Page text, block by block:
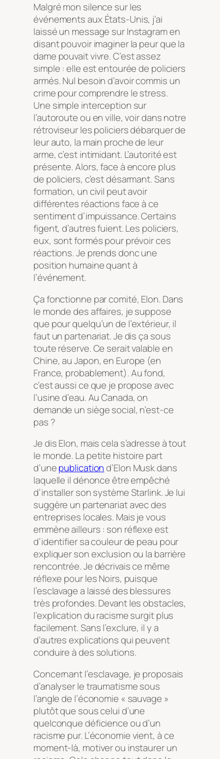
Malgré mon silence sur les
événements aux États-Unis, j’ai
laissé un message sur Instagram en
disant pouvoir imaginer la peur que la
dame pouvait vivre. C’est assez
simple : elle est entourée de policiers
armés. Nul besoin d’avoir commis un
crime pour comprendre le stress.
Une simple interception sur
l’autoroute ou en ville, voir dans notre
rétroviseur les policiers débarquer de
leur auto, la main proche de leur
arme, c’est intimidant. L’autorité est
présente. Alors, face à encore plus
de policiers, c’est désarmant. Sans
formation, un civil peut avoir
différentes réactions face à ce
sentiment d’impuissance. Certains
figent, d’autres fuient. Les policiers,
eux, sont formés pour prévoir ces
réactions. Je prends donc une
position humaine quant à
l’événement.
Ça fonctionne par comité, Elon. Dans
le monde des affaires, je suppose
que pour quelqu’un de l’extérieur, il
faut un partenariat. Je dis ça sous
toute réserve. Ce serait valable en
Chine, au Japon, en Europe (en
France, probablement). Au fond,
c’est aussi ce que je propose avec
l’usine d’eau. Au Canada, on
demande un siège social, n’est-ce
pas ?
Je dis Elon, mais cela s’adresse à tout
le monde. La petite histoire part
d’unepublicationd’Elon Musk dans
laquelle il dénonce être empêché
d’installer son système Starlink. Je lui
suggère un partenariat avec des
entreprises locales. Mais je vous
emmène ailleurs : son réflexe est
d’identifier sa couleur de peau pour
expliquer son exclusion ou la barrière
rencontrée. Je décrivais ce même
réflexe pour les Noirs, puisque
l’esclavage a laissé des blessures
très profondes. Devant les obstacles,
l’explication du racisme surgit plus
facilement. Sans l’exclure, il y a
d’autres explications qui peuvent
conduire à des solutions.
Concernant l’esclavage, je proposais
d’analyser le traumatisme sous
l’angle de l’économie « sauvage »
plutôt que sous celui d’une
quelconque déficience ou d’un
racisme pur. L’économie vient, à ce
moment-là, motiver ou instaurer un